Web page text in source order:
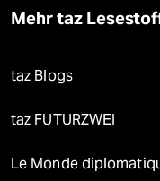
Mehr taz
taz Blogs
taz FUTURZWEI
Le Monde